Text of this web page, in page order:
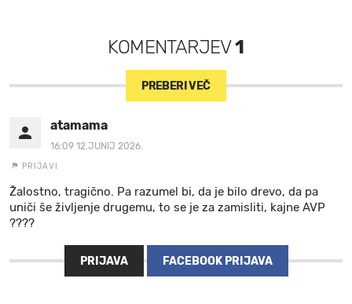
KOMENTARJEV1
PREBERI VEČ
atamama
16:09 12.JUNIJ 2026.
PRIJAVI
Žalostno, tragično. Pa razumel bi, da je bilo drevo, da pa
uniči še življenje drugemu, to se je za zamisliti, kajne AVP
????
PRIJAVA FACEBOOK PRIJAVA